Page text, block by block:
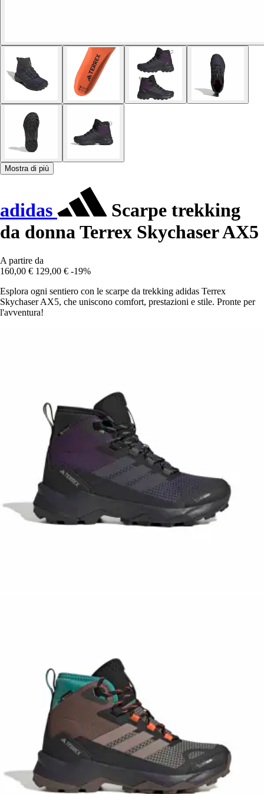
Mostra di più
adidas
Scarpe trekking
da donna Terrex Skychaser AX5
A partire da
160,00 € 129,00 € -19%
Esplora ogni sentiero con le scarpe da trekking adidas Terrex
Skychaser AX5, che uniscono comfort, prestazioni e stile. Pronte per
l'avventura!